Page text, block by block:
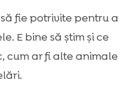
fie potrivite pentru a
E bine să știm și ce
cum ar fi alte animale